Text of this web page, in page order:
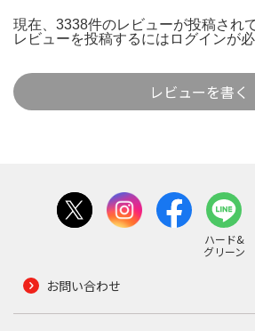
現在、3338件のレビューが投稿され
レビューを投稿するには ログインが
レビューを書く
ハード&
グリーン
お問い合わせ